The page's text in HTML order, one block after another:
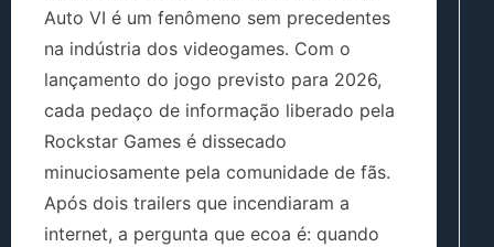
Auto VI é um fenômeno sem precedentes
na indústria dos videogames. Com o
lançamento do jogo previsto para 2026,
cada pedaço de informação liberado pela
Rockstar Games é dissecado
minuciosamente pela comunidade de fãs.
Após dois trailers que incendiaram a
internet, a pergunta que ecoa é: quando